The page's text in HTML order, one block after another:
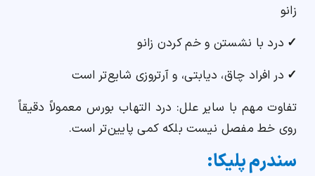
زانو
✓ درد با نشستن و خم کردن زانو
✓ در افراد چاق، دیابتی، و آرتروزی شایع‌تر است
تفاوت مهم با سایر علل: درد التهاب بورس معمولاً دقیقاً
روی خط مفصل نیست بلکه کمی پایین‌تر است.
سندرم پلیکا: